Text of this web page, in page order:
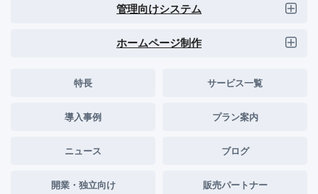
管理向けシステム
ホームページ制作
特長 サービス一覧
導入事例 プラン案内
ニュース ブログ
開業・独立向け 販売パートナー